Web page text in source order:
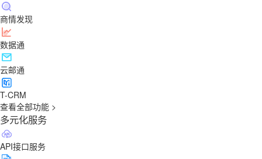
商情发现
数据通
云邮通
T-CRM
查看全部功能 >
多元化服务
API接口服务